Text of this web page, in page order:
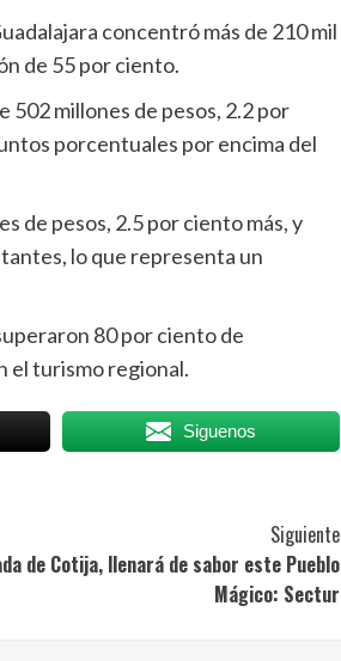
concentró más de 210 mil
de 55 por ciento.
502 millones de pesos, 2.2 por
porcentuales por encima del
de pesos, 2.5 por ciento más, y
lo que representa un
80 por ciento de
el turismo regional.
Siguenos
Siguiente
de Cotija, llenará de sabor este Pueblo
Mágico: Sectur